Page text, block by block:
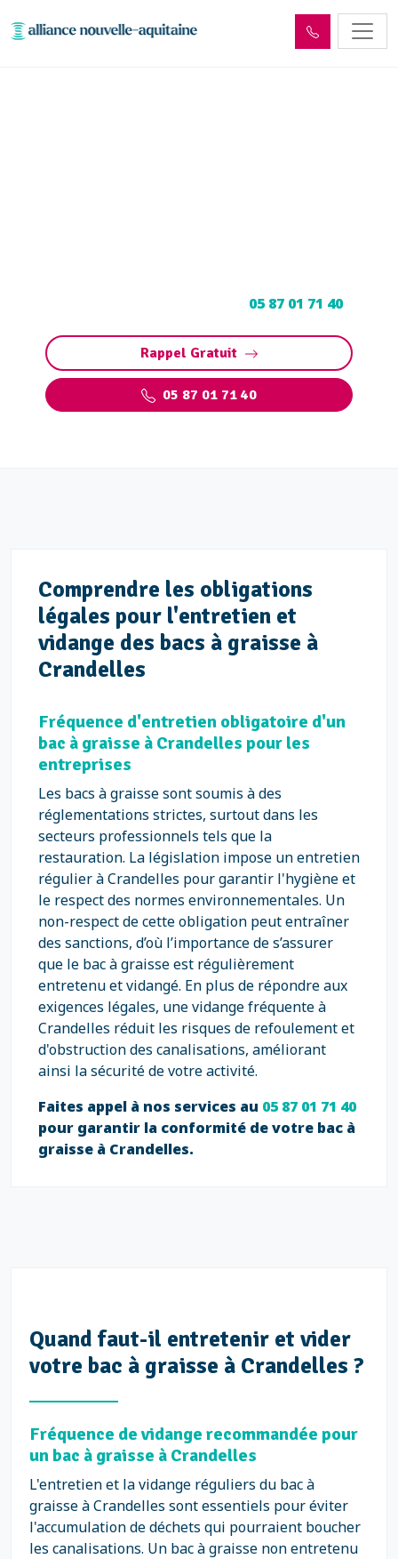
05 87 01 71 40
Rappel Gratuit
05 87 01 71 40
Comprendre les obligations
légales pour l'entretien et
vidange des bacs à graisse à
Crandelles
Fréquence d'entretien obligatoire d'un
bac à graisse à Crandelles pour les
entreprises
Les bacs à graisse sont soumis à des
réglementations strictes, surtout dans les
secteurs professionnels tels que la
restauration. La législation impose un entretien
régulier à Crandelles pour garantir l'hygiène et
le respect des normes environnementales. Un
non-respect de cette obligation peut entraîner
des sanctions, d’où l’importance de s’assurer
que le bac à graisse est régulièrement
entretenu et vidangé. En plus de répondre aux
exigences légales, une vidange fréquente à
Crandelles réduit les risques de refoulement et
d'obstruction des canalisations, améliorant
ainsi la sécurité de votre activité.
Faites appel à nos services au 05 87 01 71 40
pour garantir la conformité de votre bac à
graisse à Crandelles.
Quand faut-il entretenir et vider
votre bac à graisse à Crandelles ?
Fréquence de vidange recommandée pour
un bac à graisse à Crandelles
L'entretien et la vidange réguliers du bac à
graisse à Crandelles sont essentiels pour éviter
l'accumulation de déchets qui pourraient boucher
les canalisations. Un bac à graisse non entretenu